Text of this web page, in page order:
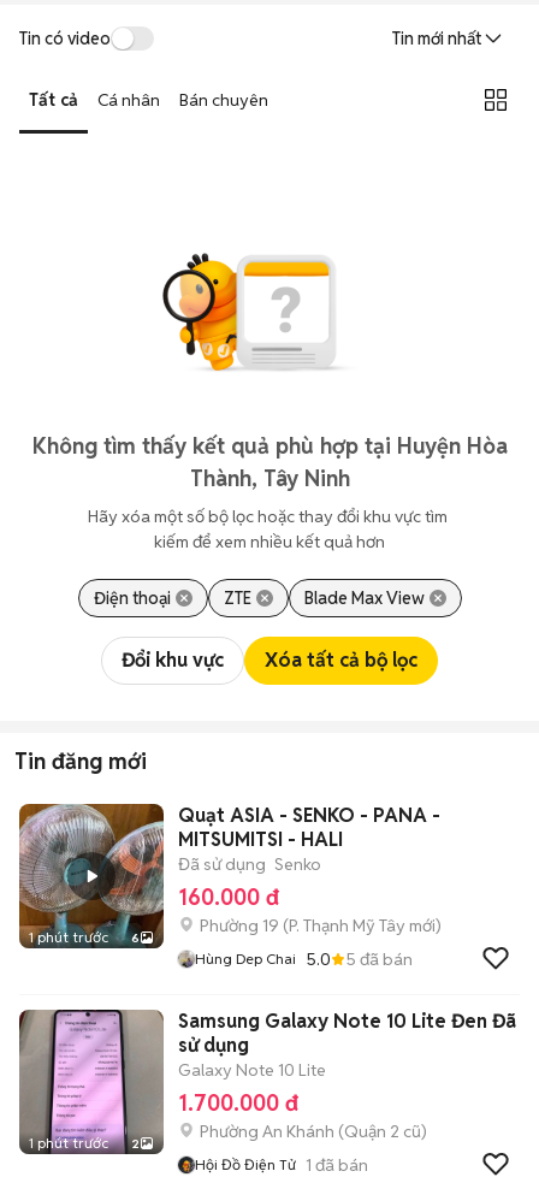
Tin có video Tin mới nhất
Tất cả Cá nhân Bán chuyên
Không tìm thấy kết quả phù hợp tại Huyện Hòa
Thành, Tây Ninh
Hãy xóa một số bộ lọc hoặc thay đổi khu vực tìm
kiếm để xem nhiều kết quả hơn
Điện thoại ZTE Blade Max View
Đổi khu vực Xóa tất cả bộ lọc
Tin đăng mới
1 phút trước 6
Quạt ASIA - SENKO - PANA -
MITSUMITSI - HALI
Đã sử dụng Senko
160.000 đ
Phường 19 (P. Thạnh Mỹ Tây mới)
Hùng Dep Chai 5.0 5 đã bán
1 phút trước 2
Samsung Galaxy Note 10 Lite Đen Đã
sử dụng
Galaxy Note 10 Lite
1.700.000 đ
Phường An Khánh (Quận 2 cũ)
Hội Đồ Điện Tử 1 đã bán